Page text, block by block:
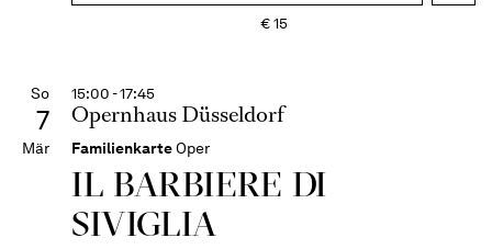
€15
So
7
Mär
15:00 - 17:45
Opernhaus Düsseldorf
FamilienkarteOper
IL BARBIERE DI
SIVIGLIA